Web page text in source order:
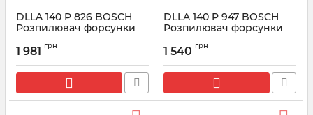
DLLA 140 P 826 BOSCH
Розпилювач форсунки
Артикул:
1 981 грн
DLLA 140 P 947 BOSCH
Розпилювач форсунки
Артикул:
1 540 грн